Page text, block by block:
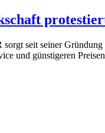
seit seiner
und günstigeren